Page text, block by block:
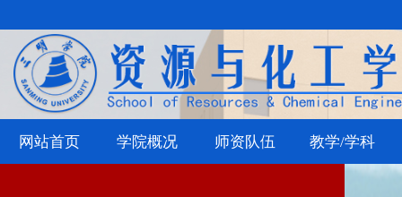
网站首页 学院概况 师资队伍 教学/学科